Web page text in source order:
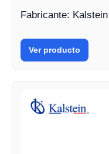
Fabricante: Kalstein
Ver producto